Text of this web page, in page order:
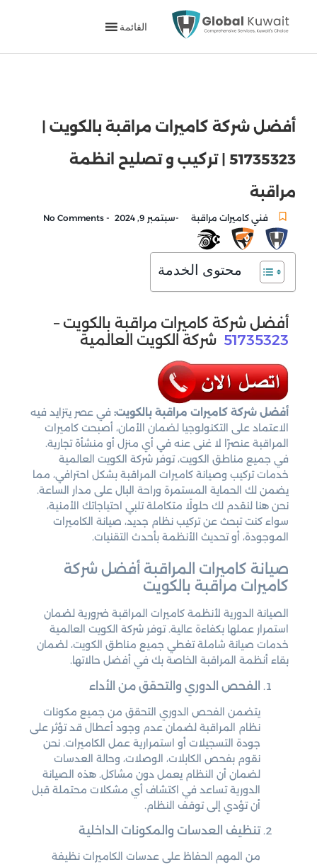
القائمة
أفضل شركة كاميرات مراقبة بالكويت |
51735323 | تركيب و تصليح انظمة
مراقبة
فني كاميرات مراقبة -سبتمبر 9, 2024 -
محتوى الخدمة
أفضل شركة كاميرات مراقبة بالكويت –
51735323 شركة الكويت العالمية
أفضل شركة كاميرات مراقبة بالكويت: في عصر يتزايد فيه
الاعتماد على التكنولوجيا لضمان الأمان، أصبحت كاميرات
المراقبة عنصرًا لا غنى عنه في أي منزل أو منشأة تجارية.
في جميع مناطق الكويت، توفر شركة الكويت العالمية
خدمات تركيب وصيانة كاميرات المراقبة بشكل احترافي، مما
يضمن لك الحماية المستمرة وراحة البال على مدار الساعة.
نحن هنا لنقدم لك حلولًا متكاملة تلبي احتياجاتك الأمنية،
سواء كنت تبحث عن تركيب نظام جديد، صيانة الكاميرات
الموجودة، أو تحديث الأنظمة بأحدث التقنيات.
صيانة كاميرات المراقبة أفضل شركة
كاميرات مراقبة بالكويت
الصيانة الدورية لأنظمة كاميرات المراقبة ضرورية لضمان
استمرار عملها بكفاءة عالية. توفر شركة الكويت العالمية
خدمات صيانة شاملة تغطي جميع مناطق الكويت، لضمان
بقاء أنظمة المراقبة الخاصة بك في أفضل حالاتها.
الفحص الدوري والتحقق من الأداء
يتضمن الفحص الدوري التحقق من جميع مكونات
نظام المراقبة لضمان عدم وجود أعطال قد تؤثر على
جودة التسجيلات أو استمرارية عمل الكاميرات. نحن
نقوم بفحص الكابلات، الوصلات، وحالة العدسات
لضمان أن النظام يعمل دون مشاكل. هذه الصيانة
الدورية تساعد في اكتشاف أي مشكلات محتملة قبل
أن تؤدي إلى توقف النظام.
تنظيف العدسات والمكونات الداخلية
من المهم الحفاظ على عدسات الكاميرات نظيفة